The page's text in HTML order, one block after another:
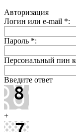
Авторизация
Логин или e-mail *:
Пароль *:
Персональный пин
Введите ответ
+